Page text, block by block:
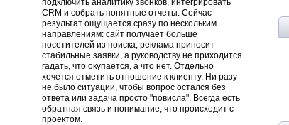
подключить аналитику звонков, интегрировать
CRM и собрать понятные отчеты. Сейчас
результат ощущается сразу по нескольким
направлениям: сайт получает больше
посетителей из поиска, реклама приносит
стабильные заявки, а руководству не приходится
гадать, что окупается, а что нет. Отдельно
хочется отметить отношение к клиенту. Ни разу
не было ситуации, чтобы вопрос остался без
ответа или задача просто "повисла". Всегда есть
обратная связь и понимание, что происходит с
проектом.